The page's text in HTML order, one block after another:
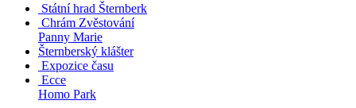
Státní hrad Šternberk
Chrám Zvěstování
Panny Marie
Šternberský klášter
Expozice času
Ecce
Homo Park